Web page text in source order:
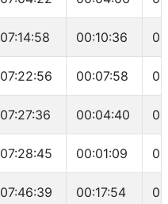
07:14:58 00:10:36
07:22:56 00:07:58
07:27:36 00:04:40
07:28:45 00:01:09
07:46:39 00:17:54